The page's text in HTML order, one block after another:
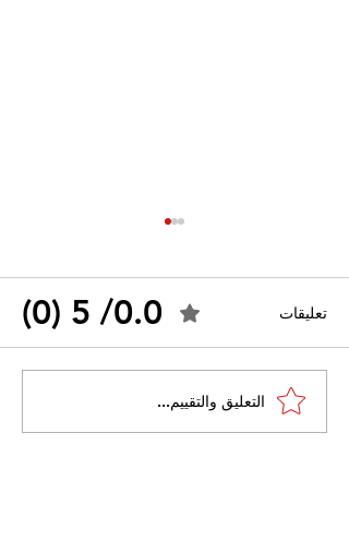
القضاء الإداري يقضي بحل
نقابة "كنابست"
تعليقات 0.0/ 5 (0)
التعليق والتقييم...